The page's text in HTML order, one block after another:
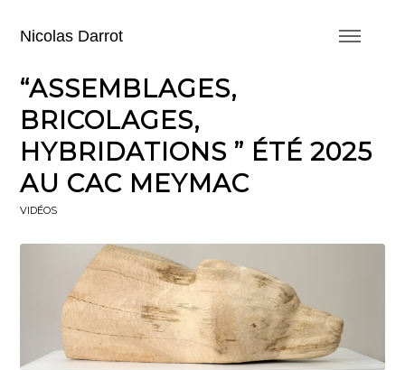
Nicolas Darrot
“ASSEMBLAGES,
BRICOLAGES,
HYBRIDATIONS ” ÉTÉ 2025
AU CAC MEYMAC
VIDÉOS